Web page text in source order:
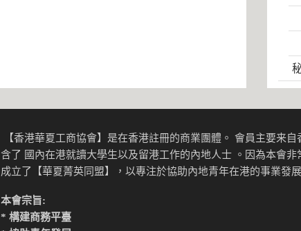
【香港華夏工商協會】是在香港註冊的商業團體。 會員主要来
含了 國內在港就讀大學生以及留港工作的內地人士 。因為本會
成立了【華夏菁英同盟】，以專注於協助內地青年在港的事業發
本會宗旨:
* 構建商務平臺